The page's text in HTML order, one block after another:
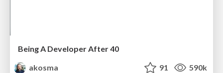
Being A Developer After 40
akosma
91 590k